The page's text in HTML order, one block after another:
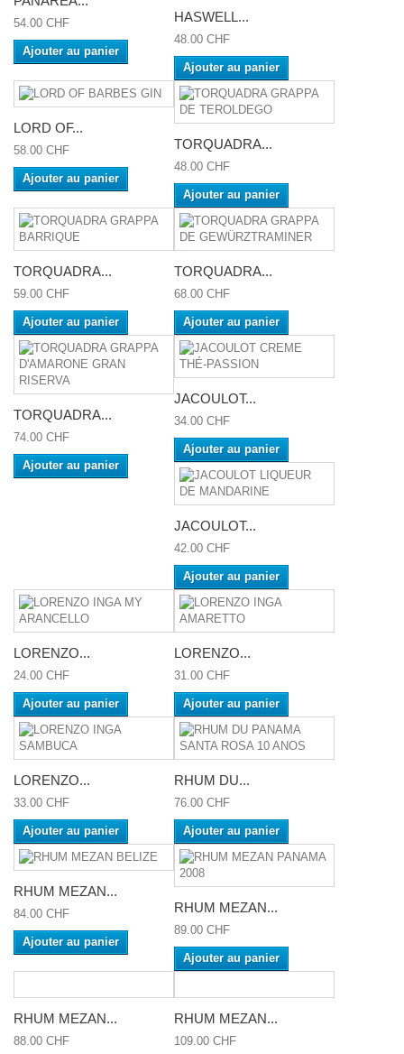
54.00 CHF
Ajouter au panier
HASWELL...
48.00 CHF
Ajouter au panier
LORD OF...
58.00 CHF
Ajouter au panier
TORQUADRA...
48.00 CHF
Ajouter au panier
TORQUADRA...
59.00 CHF
Ajouter au panier
TORQUADRA...
68.00 CHF
Ajouter au panier
TORQUADRA...
74.00 CHF
Ajouter au panier
JACOULOT...
34.00 CHF
Ajouter au panier
JACOULOT...
42.00 CHF
Ajouter au panier
LORENZO...
24.00 CHF
Ajouter au panier
LORENZO...
31.00 CHF
Ajouter au panier
LORENZO...
33.00 CHF
Ajouter au panier
RHUM DU...
76.00 CHF
Ajouter au panier
RHUM MEZAN...
84.00 CHF
Ajouter au panier
RHUM MEZAN...
89.00 CHF
Ajouter au panier
RHUM MEZAN...
88.00 CHF
RHUM MEZAN...
109.00 CHF